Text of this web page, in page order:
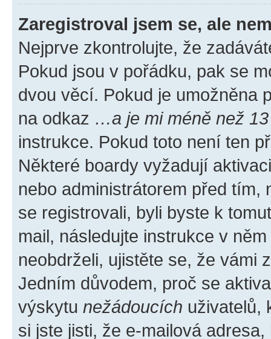
Zaregistroval jsem se, ale
Nejprve zkontrolujte, že
Pokud jsou v pořádku, pak se
dvou věcí. Pokud je umožněna
na odkaz …a je mi méně než
instrukce. Pokud toto není ten
Některé boardy vyžadují
nebo administrátorem před tím,
se registrovali, byli byste k
mail, následujte instrukce v
neobdrželi, ujistěte se, že vámi
Jedním důvodem, proč se
výskytu nežádoucích uživatelů,
si jste jisti, že e-mailová